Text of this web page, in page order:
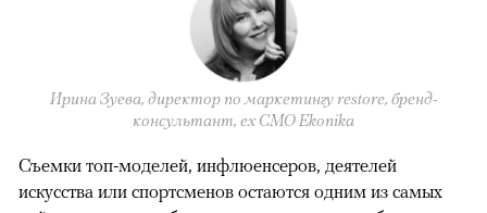
Ирина Зуева, директор по маркетингу restore, бренд-
консультант, eх CMO Ekonika
Съемки топ-моделей, инфлюенсеров, деятелей
искусства или спортсменов остаются одним из самых